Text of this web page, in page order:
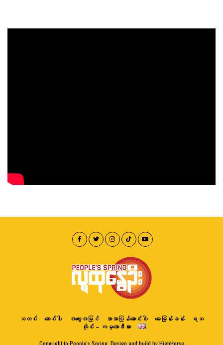
သတင်း ဆောင်းပါး အတွေးအမြင် ဘာသာပြန်ဆောင်းပါး မေးမြန်းခန်း
ရသ
ထိုင်း – ကမ္ဘောဒီးယား